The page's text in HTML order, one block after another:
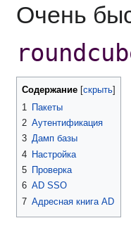
Очень
Содержание
1
Пакеты
2 Аутентификация
3 Дамп базы
4 Настройка
5 Проверка
6 AD SSO
7 Адресная книга AD